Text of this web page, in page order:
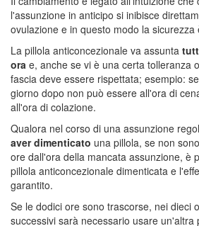
l'assunzione in anticipo si inibisce
ovulazione e in questo modo la
La pillola anticoncezionale va assunta
ora e, anche se vi è una certa tolleranza
fascia deve essere rispettata; esempio:
giorno dopo non può essere all'ora di
all'ora di colazione.
Qualora nel corso di una assunzione
aver dimenticato una pillola, se non
ore dall'ora della mancata assunzione, è
pillola anticoncezionale dimenticata e
garantito.
Se le dodici ore sono trascorse, nei dieci
successivi sarà necessario usare un'altra